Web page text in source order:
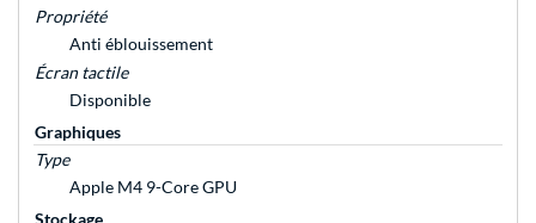
Propriété
Anti éblouissement
Écran tactile
Disponible
Graphiques
Type
Apple M4 9-Core GPU
Stockage